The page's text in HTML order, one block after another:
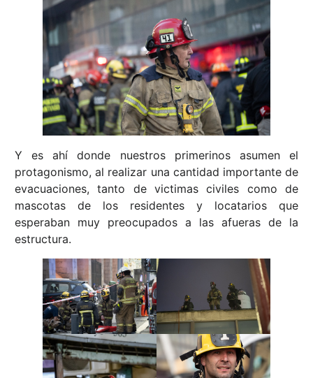
Y es ahí donde nuestros primerinos asumen el
protagonismo, al realizar una cantidad importante de
evacuaciones, tanto de victimas civiles como de
mascotas de los residentes y locatarios que
esperaban muy preocupados a las afueras de la
estructura.